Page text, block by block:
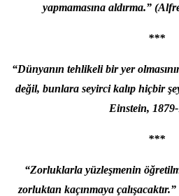
yapmamasına aldırma.”
***
“Dünyanın tehlikeli bir yer
değil, bunlara seyirci kalıp hiçbir
Einstein,
***
“Zorluklarla yüzleşmenin
zorluktan kaçınmaya